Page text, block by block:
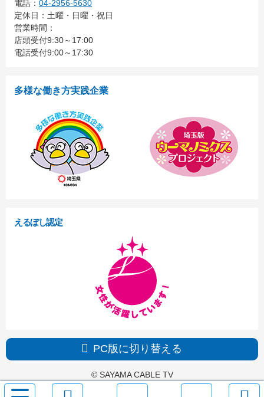
電話： 04-2956-5630
定休日：土曜・日曜・祝日
営業時間：
店頭受付9:30～17:00
電話受付9:00～17:30
多様な働き方実践企業
えるぼし認定
PC版に切り替える
© SAYAMA CABLE TV
サ